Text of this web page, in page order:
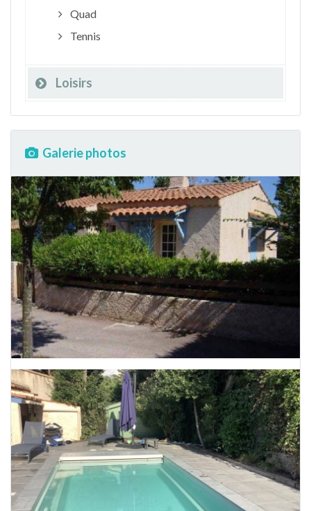
Quad
Tennis
Loisirs
Galerie photos